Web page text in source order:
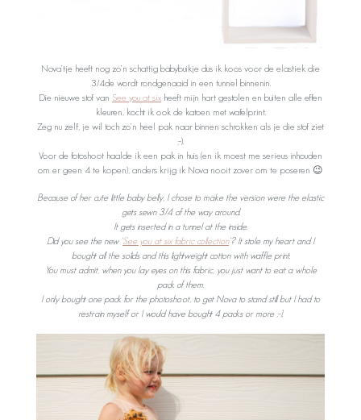
Nova’tje heeft nog zo’n schattig babybuikje dus ik koos voor de elastiek die
3/4de wordt rondgenaaid in een tunnel binnenin.
Die nieuwe stof van See you at six heeft mijn hart gestolen en buiten alle effen
kleuren, kocht ik ook de katoen met wafelprint.
Zeg nu zelf, je wil toch zo’n heel pak naar binnen schrokken als je die stof ziet
;-).
Voor de fotoshoot haalde ik een pak in huis (en ik moest me serieus inhouden
om er geen 4 te kopen), anders krijg ik Nova nooit zover om te poseren 😉
Because of her cute little baby belly, I chose to make the version were the elastic
gets sewn 3/4 of the way around.
It gets inserted in a tunnel at the inside.
Did you see the new ‘ See you at six fabric collection‘? It stole my heart and I
bought all the solids and this lightweight cotton with waffle print.
You must admit, when you lay eyes on this fabric, you just want to eat a whole
pack of them.
I only bought one pack for the photoshoot, to get Nova to stand still but I had to
restrain myself or I would have bought 4 packs or more ;-).